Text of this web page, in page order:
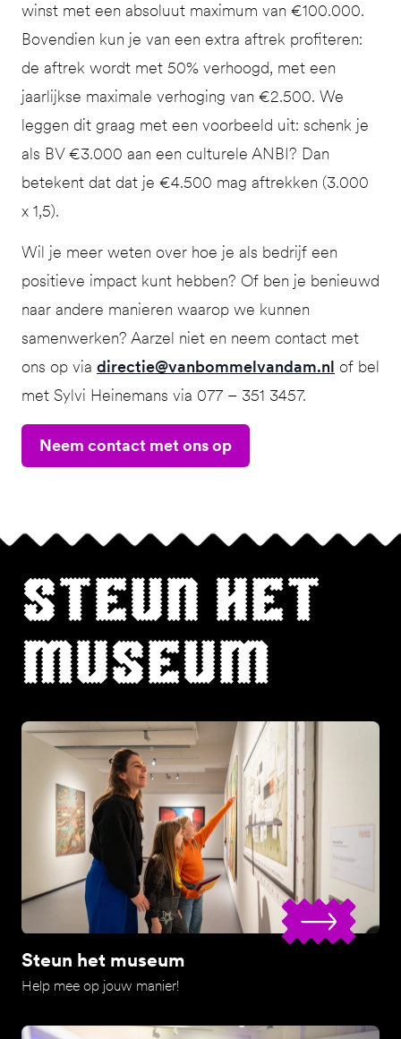
winst met een absoluut maximum van €100.000.
Bovendien kun je van een extra aftrek profiteren:
de aftrek wordt met 50% verhoogd, met een
jaarlijkse maximale verhoging van €2.500. We
leggen dit graag met een voorbeeld uit: schenk je
als BV €3.000 aan een culturele ANBI? Dan
betekent dat dat je €4.500 mag aftrekken (3.000
x 1,5).
Wil je meer weten over hoe je als bedrijf een
positieve impact kunt hebben? Of ben je benieuwd
naar andere manieren waarop we kunnen
samenwerken? Aarzel niet en neem contact met
ons op via directie@vanbommelvandam.nl of bel
met Sylvi Heinemans via 077 – 351 3457.
Neem contact met ons op
Steun het
museum
Steun het museum
Help mee op jouw manier!